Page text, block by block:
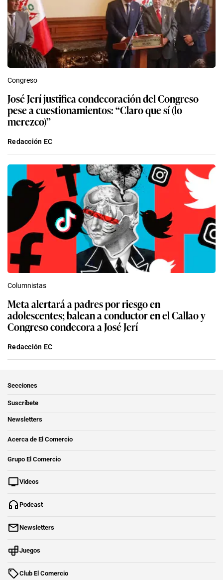
Congreso
José Jerí justifica condecoración del Congreso
pese a cuestionamientos: “Claro que sí (lo
merezco)”
Redacción EC
Columnistas
Meta alertará a padres por riesgo en
adolescentes; balean a conductor en el Callao y
Congreso condecora a José Jerí
Redacción EC
Secciones
Suscríbete
Newsletters
Acerca de El Comercio
Grupo El Comercio
Videos
Podcast
Newsletters
Juegos
Club El Comercio